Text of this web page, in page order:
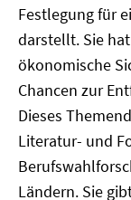
Festlegung für
darstellt. Sie
ökonomische
Chancen zur
Dieses
Literatur- und
Ländern. Sie